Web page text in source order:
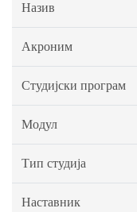
Назив
Акроним
Студијски програм
Модул
Тип студија
Наставник